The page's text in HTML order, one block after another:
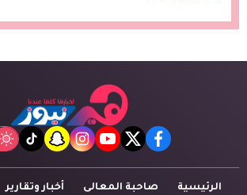
facebook
twitter
youtube
instagram
snapchat
tiktok
الرئيسية صاحبة المعالى أخبار وتقارير